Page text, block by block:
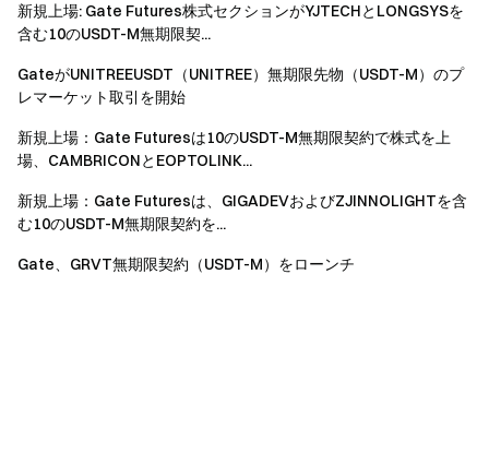
グローバルコミュニティと交流 して最新の洞察を得る
透明性とセキュリティ
100％ の準備金証明をチェック
新規上場: Gate Futures株式セクションがYJTECHとLONGSYSを
含む10のUSDT-M無期限契...
GateがUNITREEUSDT（UNITREE）無期限先物（USDT-M）のプ
レマーケット取引を開始
新規上場：Gate Futuresは10のUSDT-M無期限契約で株式を上
場、CAMBRICONとEOPTOLINK...
新規上場：Gate Futuresは、GIGADEVおよびZJINNOLIGHTを含
む10のUSDT-M無期限契約を...
Gate、GRVT無期限契約（USDT-M）をローンチ